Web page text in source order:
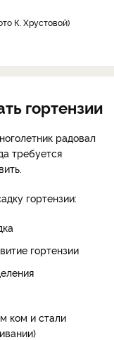
К. Хрустовой
гортензии
радовал
требуется
гортензии:
гортензии
ком и стали